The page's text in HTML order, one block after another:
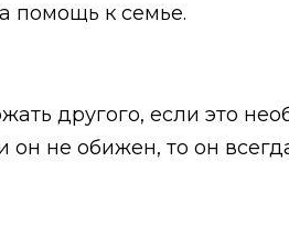
помощь к семье.
другого, если это
он не обижен, то он